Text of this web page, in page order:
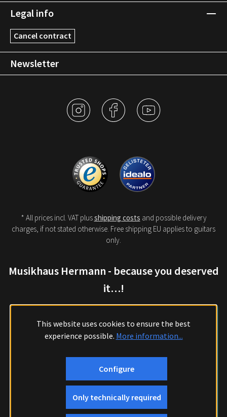
Legal info
Cancel contract
Newsletter
* All prices incl. VAT plusshipping costs and possible delivery
charges, if not stated otherwise. Free shipping EU applies to guitars
only.
Musikhaus Hermann - because you deserved
it…!
This website uses cookies to ensure the best
experience possible. More information...
Only technically required
Configure